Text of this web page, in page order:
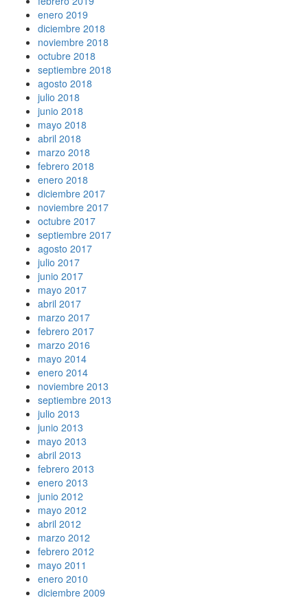
enero 2019
diciembre 2018
noviembre 2018
octubre 2018
septiembre 2018
agosto 2018
julio 2018
junio 2018
mayo 2018
abril 2018
marzo 2018
febrero 2018
enero 2018
diciembre 2017
noviembre 2017
octubre 2017
septiembre 2017
agosto 2017
julio 2017
junio 2017
mayo 2017
abril 2017
marzo 2017
febrero 2017
marzo 2016
mayo 2014
enero 2014
noviembre 2013
septiembre 2013
julio 2013
junio 2013
mayo 2013
abril 2013
febrero 2013
enero 2013
junio 2012
mayo 2012
abril 2012
marzo 2012
febrero 2012
mayo 2011
enero 2010
diciembre 2009